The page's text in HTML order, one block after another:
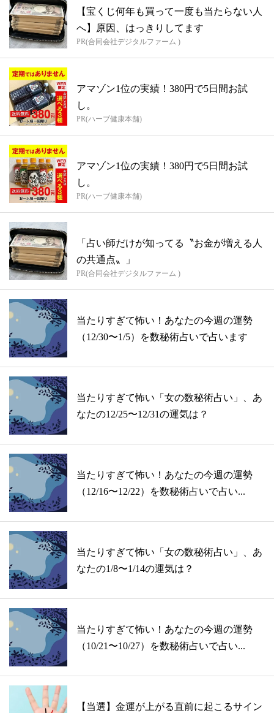
【宝くじ何年も買って一度も当たらない人
へ】原因、はっきりしてます
PR(合同会社デジタルファーム )
アマゾン1位の実績！380円で5日間お試
し。
PR(ハーブ健康本舗)
アマゾン1位の実績！380円で5日間お試
し。
PR(ハーブ健康本舗)
「占い師だけが知ってる〝お金が増える人
の共通点〟」
PR(合同会社デジタルファーム )
当たりすぎて怖い！あなたの今週の運勢
（12/30〜1/5）を数秘術占いで占います
当たりすぎて怖い「女の数秘術占い」、あ
なたの12/25〜12/31の運気は？
当たりすぎて怖い！あなたの今週の運勢
（12/16〜12/22）を数秘術占いで占い...
当たりすぎて怖い「女の数秘術占い」、あ
なたの1/8〜1/14の運気は？
当たりすぎて怖い！あなたの今週の運勢
（10/21〜10/27）を数秘術占いで占い...
【当選】金運が上がる直前に起こるサイン